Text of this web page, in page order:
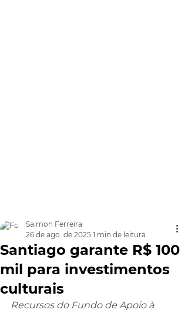
Santiago garante R$ 100
mil para investimentos
culturais
Saimon Ferreira
26 de ago. de 2025 1 min de leitura
Recursos do Fundo de Apoio à